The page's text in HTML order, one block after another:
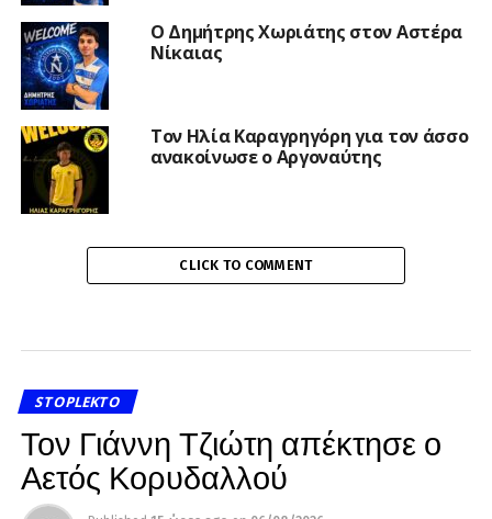
Ο Δημήτρης Χωριάτης στον Αστέρα
Νίκαιας
Τον Ηλία Καραγρηγόρη για τον άσσο
ανακοίνωσε ο Αργοναύτης
CLICK TO COMMENT
STOPLEKTO
Τον Γιάννη Τζιώτη απέκτησε ο
Αετός Κορυδαλλού